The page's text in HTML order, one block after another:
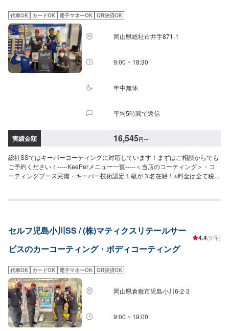
円S：57,800円M：63,400円L：67,600円LL：74,400円XL：95,200円※鏡面
研磨は別途料金(軽研磨は施工料金に含みます）New!!【ダイヤⅡキーパー】
（施工時間：6〜8時間、耐久：3年(2年に1度のメンテナンスで6年)）ダイヤ
モンドキーパーの2倍の艶と自浄性能を併せ持ちながらも、金額はWダイヤよ
りお得。コスパ重視の方にお勧めしたい、最新ハイエンドコーティングで
す。SS：63,300円S：68,800円M：74,400円L：78,600円LL：85,400円XL：
106,200円※鏡面研磨は別途料金(軽研磨は施工料金に含みます）【Wダイヤモ
スで5年)）ガラス被膜を2回重ね塗りすることにより、ダイヤモンドキーパー
料金に含みます）【エコダイヤキーパー】（施工時間：4〜8時間、耐久：3
強い撥水力で水シミができにくくなります。SS：75,800円S：83,800円M：
91,900円L：97,800円LL：108,000円XL：137,900円※鏡面研磨は別途料金
耐久：3年(２年（または１年）に１回のメンテナンスで６年)）圧倒的な厚み
を持つコーティング被膜で汚れを弾く撥水力を得るとともに、水シミや水ア
カの原因を解決SS：115,700円S：126,200円M：137,500円L：153,200円
グ）】（施工時間：40分〜、耐久：3ヶ月）洗車で取れない汚れもスパッと
【モールプロテクト】（施工時間：1時間30分〜）メッキモールに着いた白
いシミから守ります5,400円【モールクリーン＆プロテクト】（施工時間：
5〜8時間）白いシミを除去→シミから守ります39,600円（リーフレール同時
施工の場合58,300円）【樹脂フェンダーキーパー】（施工時間：50分〜）無
ー：6,280円・フル：9,270円・無塗装樹脂パーツ面積の大きい車：12,560円
（対象車の一例）レクサスNX/LX/RXトヨタFJクルーザー/シエンタ/ライズ日
産キックス/デュアリスホンダCRV/シビック三菱エクリプスクロス/アウトラ
ンダーマツダCX-3/CX-8/CX-60/MX-30スバルXV/WRXS4スズキジムニー/ラパ
ンBMWX1/X3アウディQ2〜Q7フォルクスワーゲンティグアン/ティークロス
メルセデスベンツGLA、GLB、GLCボルボXC60プジョー2008/3008/5008テ
スラモデルX他＜＜施工費用を詳しく知りたい方は、お問い合わせください＞
代車OK カードOK 電子マネーOK QR決済OK
岡山県総社市井手871-1
9:00 ~ 18:30
年中無休
平均5時間で返信
実績金額 16,545円〜
総社SSではキーパーコーティングに対応しています！まずはご相談からでも
ご予約ください！-----KeePerメニュー一覧-----＜当店のコーティング＞・コ
ーティングブース完備・キーパー技術認定１級が３名在籍！※料金は全て税込
20,400円M：22,800円L：25,000円LL：29,800円XL：34,500円※軽研磨は別
30,900円M：33,300円L：35,500円LL：40,300円XL：45,000円※軽研磨は別
途料金【ダイヤモンドキーパー】（施工時間：6〜8時間、耐久：3年(1年に1
度のメンテナンスで5年)）強い撥水力があり、新車時を凌駕するツヤと濃厚
LL：74,400円XL：95,200円※鏡面研磨は別途料金(軽研磨は施工料金に含みま
す）New!!【ダイヤⅡキーパー】（施工時間：6〜8時間、耐久：3年(2年に1
度のメンテナンスで6年)）ダイヤモンドキーパーの2倍の艶と自浄性能を併せ
持ちながらも、金額はWダイヤよりお得。コスパ重視の方にお勧めしたい、
最新ハイエンドコーティングです。SS：63,300円S：68,800円M：74,400円
L：78,600円LL：85,400円XL：106,200円※鏡面研磨は別途料金(軽研磨は施
工料金に含みます）【Wダイヤモンドキーパー】（施工時間：6〜12時間、耐
セルフ児島小川SS / (株)マティクスリテールサー
ビスのカーコーティング・ボディコーティング
4.4(5件)
代車OK カードOK 電子マネーOK QR決済OK
岡山県倉敷市児島小川6-2-3
9:00 ~ 19:00